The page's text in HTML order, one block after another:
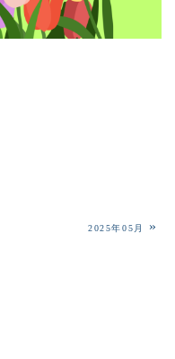
2025年05月 »